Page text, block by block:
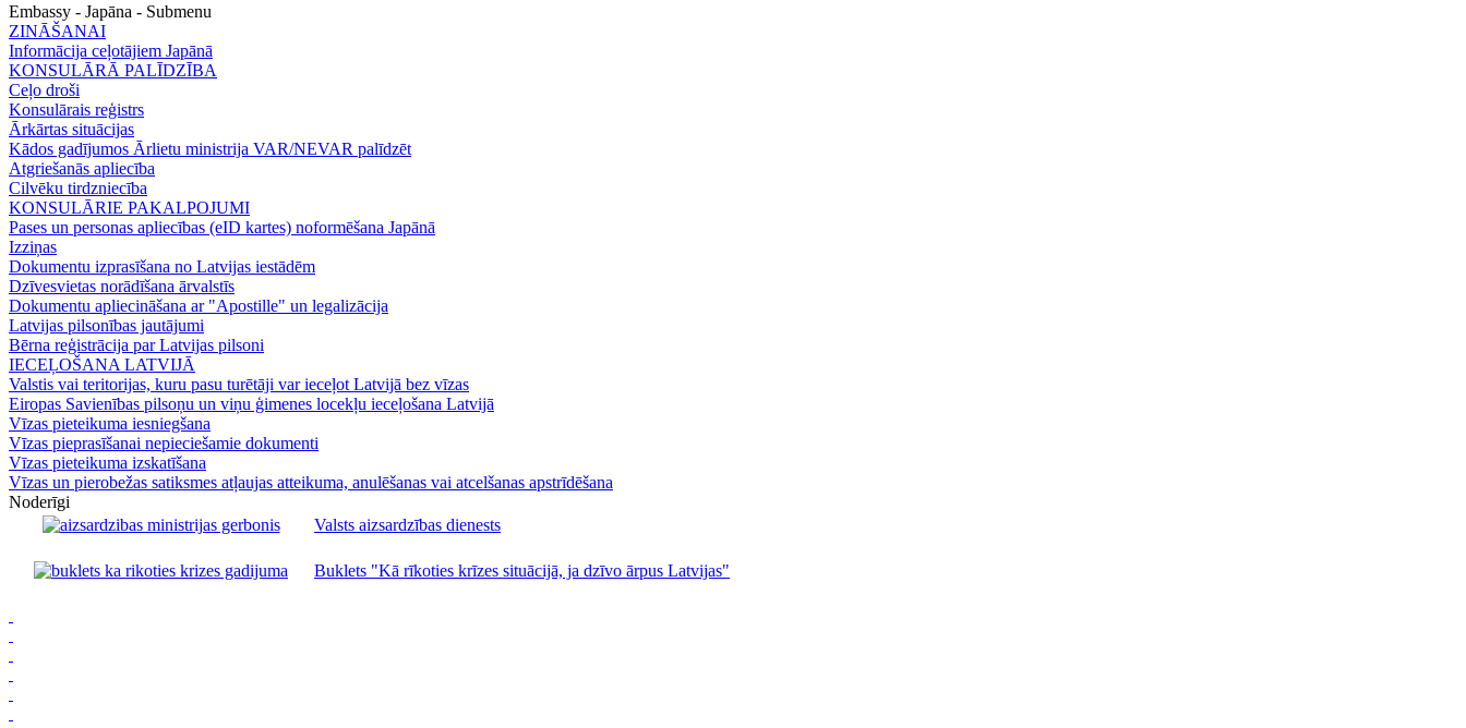
Embassy - Japāna - Submenu
ZINĀŠANAI
Informācija ceļotājiem Japānā
KONSULĀRĀ PALĪDZĪBA
Ceļo droši
Konsulārais reģistrs
Ārkārtas situācijas
Kādos gadījumos Ārlietu ministrija VAR/NEVAR palīdzēt
Atgriešanās apliecība
Cilvēku tirdzniecība
KONSULĀRIE PAKALPOJUMI
Pases un personas apliecības (eID kartes) noformēšana Japānā
Izziņas
Dokumentu izprasīšana no Latvijas iestādēm
Dzīvesvietas norādīšana ārvalstīs
Dokumentu apliecināšana ar "Apostille" un legalizācija
Latvijas pilsonības jautājumi
Bērna reģistrācija par Latvijas pilsoni
IECEĻOŠANA LATVIJĀ
Valstis vai teritorijas, kuru pasu turētāji var ieceļot Latvijā bez vīzas
Eiropas Savienības pilsoņu un viņu ģimenes locekļu ieceļošana Latvijā
Vīzas pieteikuma iesniegšana
Vīzas pieprasīšanai nepieciešamie dokumenti
Vīzas pieteikuma izskatīšana
Vīzas un pierobežas satiksmes atļaujas atteikuma, anulēšanas vai atcelšanas apstrīdēšana
Noderīgi
Valsts aizsardzības dienests
Buklets "Kā rīkoties krīzes situācijā, ja dzīvo ārpus Latvijas"